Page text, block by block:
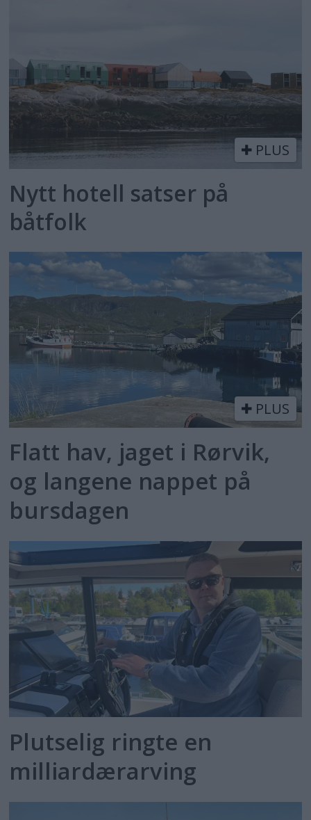
PLUS
Nytt hotell satser på
båtfolk
PLUS
Flatt hav, jaget i Rørvik,
og langene nappet på
bursdagen
Plutselig ringte en
milliardærarving